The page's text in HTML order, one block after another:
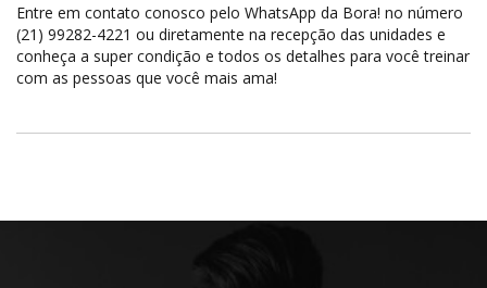
Entre em contato conosco pelo WhatsApp da Bora! no número
(21) 99282-4221 ou diretamente na recepção das unidades e
conheça a super condição e todos os detalhes para você treinar
com as pessoas que você mais ama!